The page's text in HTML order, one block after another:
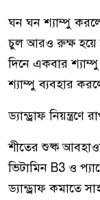
ঘন ঘন শ্যাম্পু করলে
চুল আরও রুক্ষ হয়ে
দিনে একবার
শ্যাম্পু ব্যবহার
ড্যান্ড্রাফ নিয়ন্ত্রণে
শীতের শুষ্ক
ভিটামিন B3 ও
ড্যান্ড্রাফ কমাতে